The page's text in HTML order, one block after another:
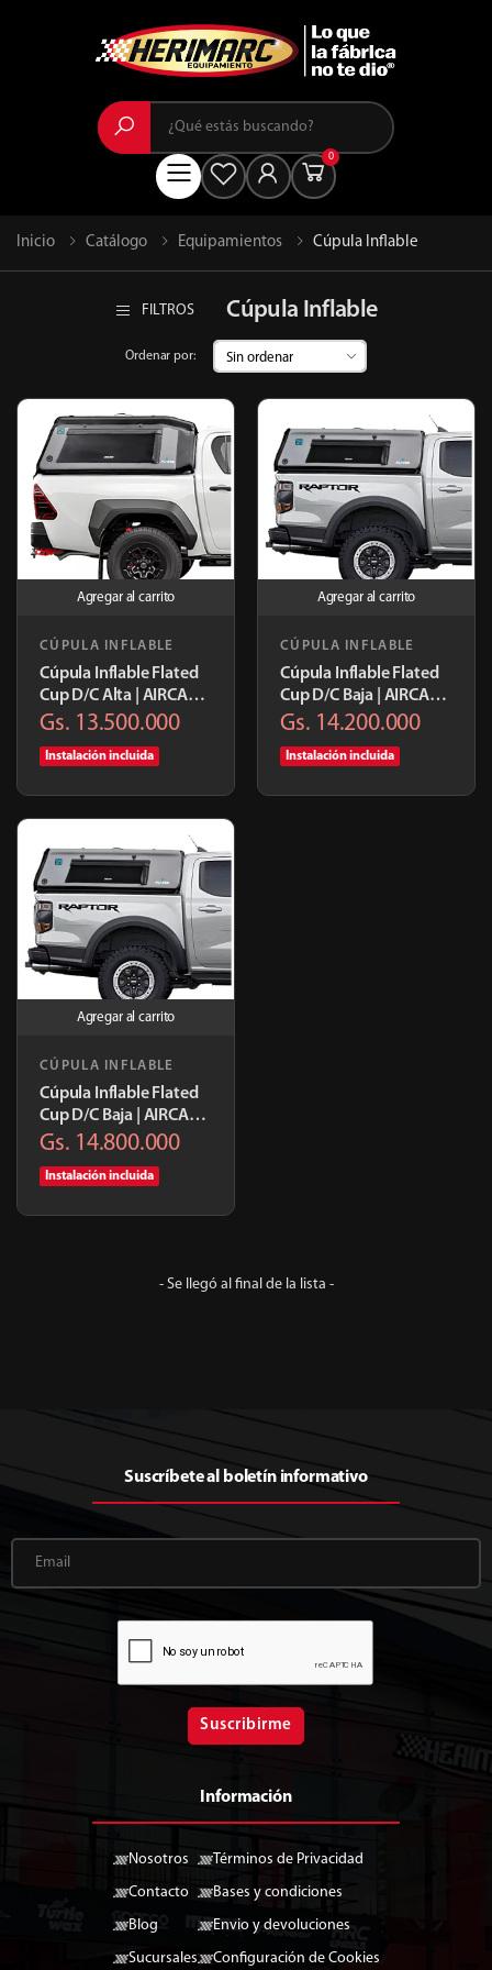
Buscar
Menú
0
Inicio Catálogo Equipamientos Cúpula Inflable
FILTROS Cúpula Inflable
Ordenar por:
Agregar al carrito
CÚPULA INFLABLE
Cúpula Inflable Flated
Cup D/C Alta | AIRCAP-
MIDX1-24
Gs. 13.500.000
Instalación incluida
Agregar al carrito
CÚPULA INFLABLE
Cúpula Inflable Flated
Cup D/C Baja | AIRCAP-
SHRT1-24
Gs. 14.200.000
Instalación incluida
Agregar al carrito
CÚPULA INFLABLE
Cúpula Inflable Flated
Cup D/C Baja | AIRCAP-
FLL64-24
Gs. 14.800.000
Instalación incluida
- Se llegó al final de la lista -
Suscríbete al boletín informativo
Suscribirme
Información
Nosotros
Contacto
Blog
Sucursales
Términos de Privacidad
Bases y condiciones
Envio y devoluciones
Configuración de Cookies